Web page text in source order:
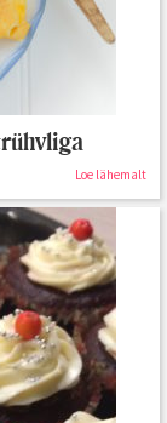
Loe lähemalt